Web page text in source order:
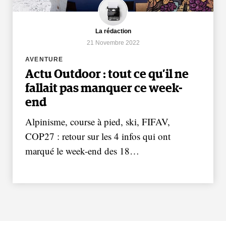
La rédaction
21 Novembre 2022
AVENTURE
Actu Outdoor : tout ce qu’il ne
fallait pas manquer ce week-
end
Alpinisme, course à pied, ski, FIFAV,
COP27 : retour sur les 4 infos qui ont
marqué le week-end des 18…